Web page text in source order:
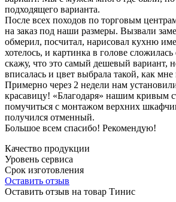
подходящего варианта.
После всех походов по торговым
на заказ под наши размеры. Вызвали
обмерил, посчитал, нарисовал кухню
хотелось, и картинка в голове
скажу, что это самый дешевый вариант,
вписалась и цвет выбрала такой, как мне
Примерно через 2 недели нам
красавицу! «Благодаря» нашим кривым
помучиться с монтажом верхних
получился отменный.
Большое всем спасибо! Рекомендую!
Качество продукции
Уровень сервиса
Срок изготовления
Оставить отзыв
Оставить отзыв на товар Тинис